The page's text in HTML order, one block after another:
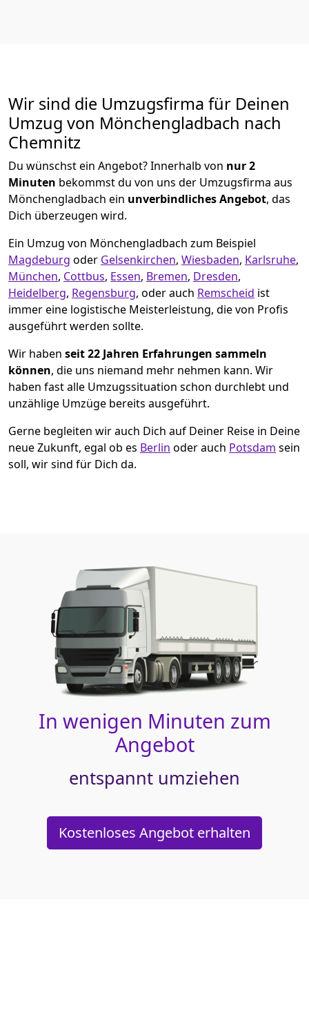
Wir sind die Umzugsfirma für Deinen
Umzug von Mönchen­gladbach nach
Chemnitz
Du wünschst ein Angebot? Innerhalb von nur 2
Minuten bekommst du von uns der Umzugsfirma aus
Mönchen­gladbach ein unverbindliches Angebot, das
Dich überzeugen wird.
Ein Umzug von Mönchen­gladbach zum Beispiel
Magdeburg oder Gelsenkirchen, Wiesbaden, Karlsruhe,
München, Cottbus, Essen, Bremen, Dresden,
Heidelberg, Regensburg, oder auch Remscheid ist
immer eine logistische Meisterleistung, die von Profis
ausgeführt werden sollte.
Wir haben seit22 Jahren Erfahrungen sammeln
können, die uns niemand mehr nehmen kann. Wir
haben fast alle Umzugssituation schon durchlebt und
unzählige Umzüge bereits ausgeführt.
Gerne begleiten wir auch Dich auf Deiner Reise in Deine
neue Zukunft, egal ob es Berlin oder auch Potsdam sein
soll, wir sind für Dich da.
In wenigen Minuten zum
Angebot
entspannt umziehen
Kostenloses Angebot erhalten